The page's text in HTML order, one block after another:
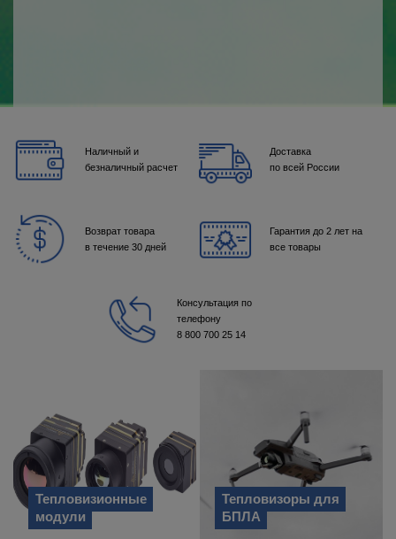
Наличный и
безналичный расчет
Доставка
по всей России
Возврат товара
в течение 30 дней
Гарантия до 2 лет на
все товары
Консультация по
телефону
8 800 700 25 14
Тепловизионные
модули
Тепловизоры для
БПЛА